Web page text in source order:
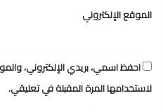
الموقع الإلكتروني
احفظ اسمي، بريدي الإلكتروني،
لاستخدامها المرة المقبلة في تعليقي.